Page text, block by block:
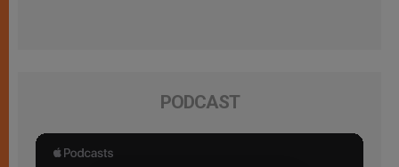
PODCAST